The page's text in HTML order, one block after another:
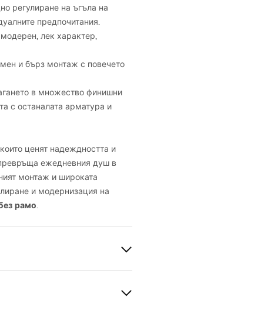
регулиране на ъгъла на
предпочитания.
лек характер,
и бърз монтаж с повечето
в множество финишни
с останалата арматура и
ценят надеждността и
ежедневния душ в
монтаж и широката
и модернизация на
рамо.